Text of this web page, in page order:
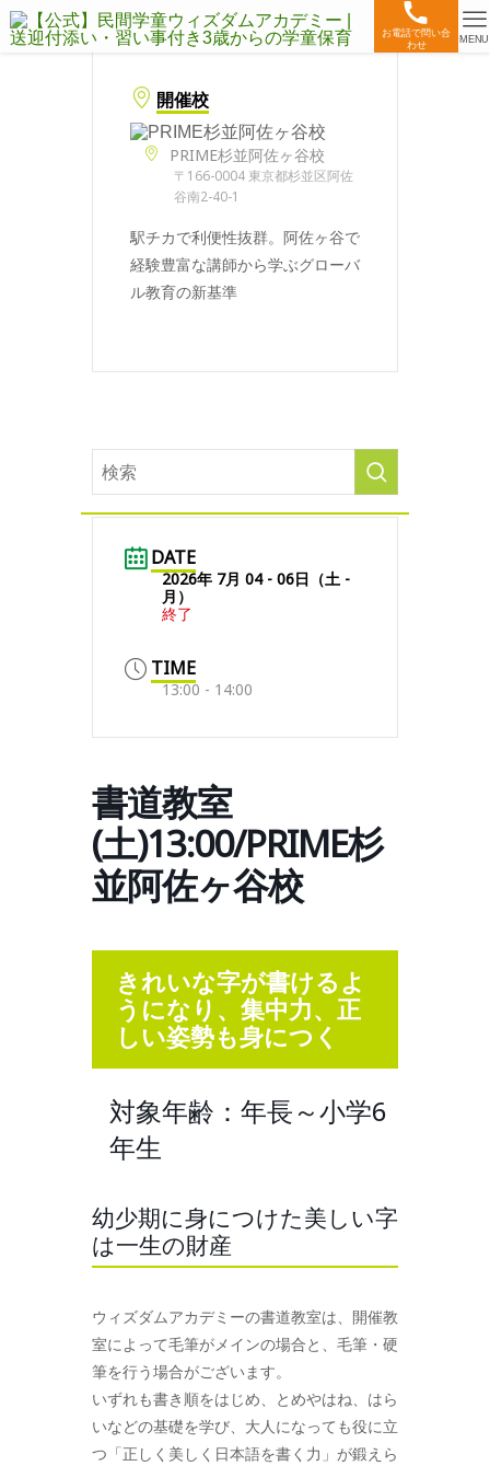
お電話で問い合
わせ
MENU
開催校
PRIME杉並阿佐ヶ谷校
〒166-0004 東京都杉並区阿佐
谷南2-40-1
駅チカで利便性抜群。阿佐ヶ谷で
経験豊富な講師から学ぶグローバ
ル教育の新基準
DATE
2026年 7月 04 - 06日（土 -
月）
終了
TIME
13:00 - 14:00
書道教室
(土)13:00/PRIME杉
並阿佐ヶ谷校
きれいな字が書けるよ
うになり、集中力、正
しい姿勢も身につく
対象年齢：年長～小学6
年生
幼少期に身につけた美しい字
は一生の財産
ウィズダムアカデミーの書道教室は、開催教
室によって毛筆がメインの場合と、毛筆・硬
筆を行う場合がございます。
いずれも書き順をはじめ、とめやはね、はら
いなどの基礎を学び、大人になっても役に立
つ「正しく美しく日本語を書く力」が鍛えら